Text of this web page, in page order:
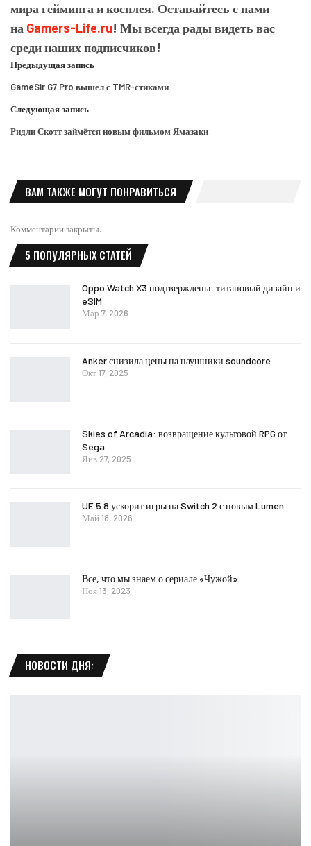
мира гейминга и косплея. Оставайтесь с нами
на Gamers-Life.ru! Мы всегда рады видеть вас
среди наших подписчиков!
Предыдущая запись
GameSir G7 Pro вышел с TMR-стиками
Следующая запись
Ридли Скотт займётся новым фильмом Ямазаки
ВАМ ТАКЖЕ МОГУТ ПОНРАВИТЬСЯ
Комментарии закрыты.
5 ПОПУЛЯРНЫХ СТАТЕЙ
Oppo Watch X3 подтверждены: титановый дизайн и
eSIM
Мар 7, 2026
Anker снизила цены на наушники soundcore
Окт 17, 2025
Skies of Arcadia: возвращение культовой RPG от
Sega
Янв 27, 2025
UE 5.8 ускорит игры на Switch 2 с новым Lumen
Май 18, 2026
Все, что мы знаем о сериале «Чужой»
Ноя 13, 2023
НОВОСТИ ДНЯ: